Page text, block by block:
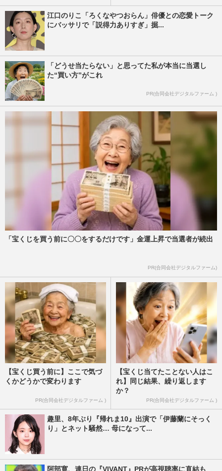
江口のりこ「ろくなやつおらん」俳優との恋愛トーク
にバッサリで「説得力ありすぎ」掘...
「どうせ当たらない」と思ってた私が本当に当選し
た“買い方”がこれ
PR(合同会社デジタルファーム )
「宝くじを買う前に〇〇をするだけです」金運上昇で当選者が続出
PR(合同会社デジタルファーム)
【宝くじ買う前に】ここで気づ
くかどうかで変わります
PR(合同会社デジタルファーム )
【宝くじ当てたことない人はこ
れ】同じ結果、繰り返します
か？
PR(合同会社デジタルファーム )
趣里、8年ぶり『帰れま10』出演で「伊藤蘭にそっく
り」とネット騒然… 母になって...
阿部寛、連日の『VIVANT』PRが高視聴率に直結も